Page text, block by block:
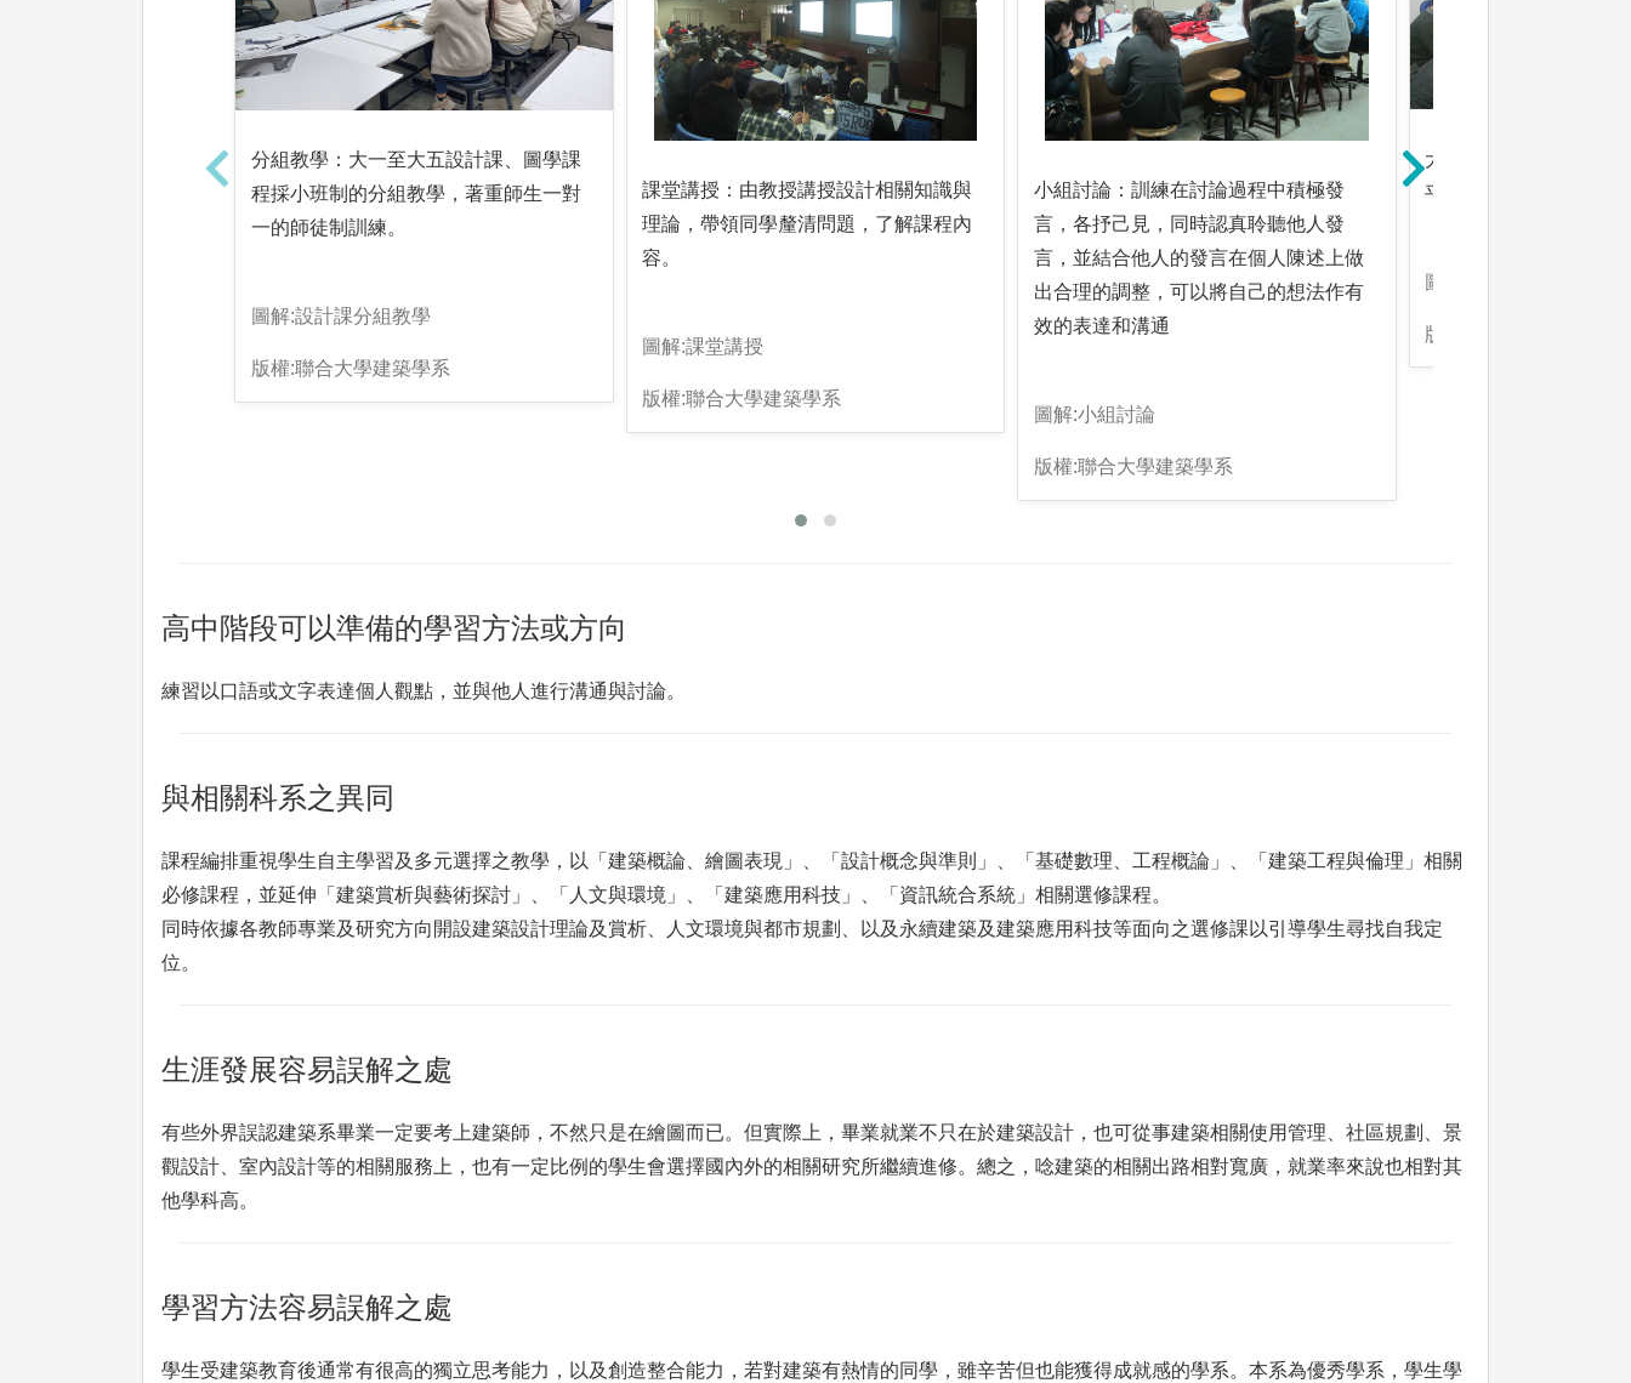
分組教學：大一至大五設計課、圖學課
程採小班制的分組教學，著重師生一對
一的師徒制訓練。
圖解:設計課分組教學
版權:聯合大學建築學系
課堂講授：由教授講授設計相關知識與
理論，帶領同學釐清問題，了解課程內
容。
圖解:課堂講授
版權:聯合大學建築學系
小組討論：訓練在討論過程中積極發
言，各抒己見，同時認真聆聽他人發
言，並結合他人的發言在個人陳述上做
出合理的調整，可以將自己的想法作有
效的表達和溝通
圖解:小組討論
版權:聯合大學建築學系
大量閱讀：在大量的實
平和操作能力將會逐漸
圖解:學生自主學習-讀
版權:聯合大學建築學系
高中階段可以準備的學習方法或方向
練習以口語或文字表達個人觀點，並與他人進行溝通與討論。
與相關科系之異同
課程編排重視學生自主學習及多元選擇之教學，以「建築概論、繪圖表現」、「設計概念與準則」、「基礎數理、工程概論」、「建築工程與倫理」相關
必修課程，並延伸「建築賞析與藝術探討」、「人文與環境」、「建築應用科技」、「資訊統合系統」相關選修課程。
同時依據各教師專業及研究方向開設建築設計理論及賞析、人文環境與都市規劃、以及永續建築及建築應用科技等面向之選修課以引導學生尋找自我定
位。
生涯發展容易誤解之處
有些外界誤認建築系畢業一定要考上建築師，不然只是在繪圖而已。但實際上，畢業就業不只在於建築設計，也可從事建築相關使用管理、社區規劃、景
觀設計、室內設計等的相關服務上，也有一定比例的學生會選擇國內外的相關研究所繼續進修。總之，唸建築的相關出路相對寬廣，就業率來說也相對其
他學科高。
學習方法容易誤解之處
學生受建築教育後通常有很高的獨立思考能力，以及創造整合能力，若對建築有熱情的同學，雖辛苦但也能獲得成就感的學系。本系為優秀學系，學生學